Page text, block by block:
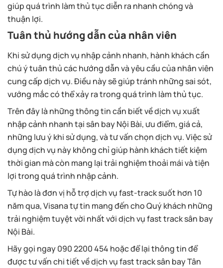
giúp quá trình làm thủ tục diễn ra nhanh chóng và
thuận lợi.
Tuân thủ hướng dẫn của nhân viên
Khi sử dụng dịch vụ nhập cảnh nhanh, hành khách cần
chú ý tuân thủ các hướng dẫn và yêu cầu của nhân viên
cung cấp dịch vụ. Điều này sẽ giúp tránh những sai sót,
vướng mắc có thể xảy ra trong quá trình làm thủ tục.
Trên đây là những thông tin cần biết về dịch vụ xuất
nhập cảnh nhanh tại sân bay Nội Bài, ưu điểm, giá cả,
những lưu ý khi sử dụng, và tư vấn chọn dịch vụ. Việc sử
dụng dịch vụ này không chỉ giúp hành khách tiết kiệm
thời gian mà còn mang lại trải nghiệm thoải mái và tiện
lợi trong quá trình nhập cảnh.
Tự hào là đơn vị hỗ trợ dịch vụ fast-track suốt hơn 10
năm qua, Visana tự tin mang đến cho Quý khách những
trải nghiệm tuyệt vời nhất với dịch vụ fast track sân bay
Nội Bài.
Hãy gọi ngay 090 2200 454 hoặc để lại thông tin để
được tư vấn chi tiết về dịch vụ fast track sân bay Tân